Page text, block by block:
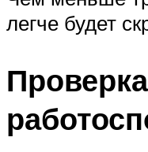
легче будет
Проверка